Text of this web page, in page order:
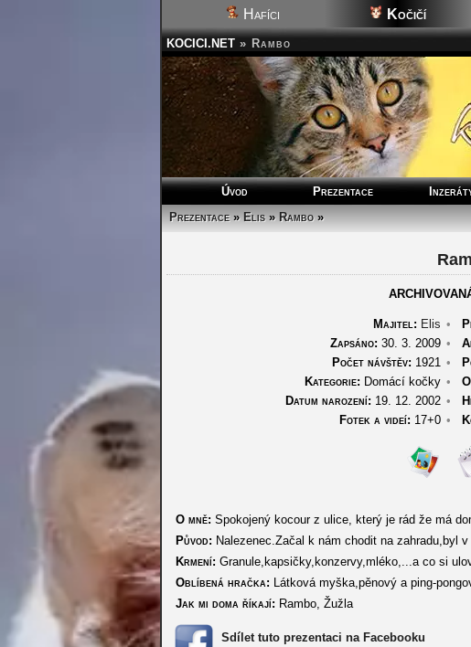
Hafíci Kočičí
KOCICI.NET » Rambo
Úvod Prezentace
Prezentace»Elis»Rambo»
Majitel: Elis •
Zapsáno: 30. 3. 2009 •
Počet návštěv: 1921 •
Kategorie: Domácí kočky •
Datum narození: 19. 12. 2002 •
Fotek a videí: 17+0 •
O mně: Spokojený kocour z ulice, který je rád že má
Původ: Nalezenec.Začal k nám chodit na zahradu,byl
Krmení: Granule,kapsičky,konzervy,mléko,...a co si
Oblíbená hračka: Látková myška,pěnový a ping-
Jak mi doma říkají: Rambo, Žužla
Sdílet tuto prezentaci na Facebooku